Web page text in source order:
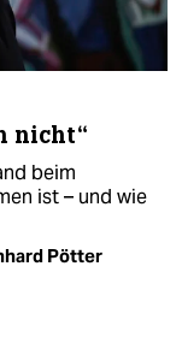
nicht“
beim
ist – und wie
Pötter